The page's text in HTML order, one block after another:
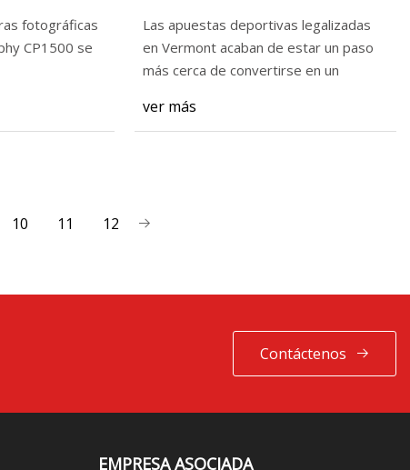
o
fotográficas
CP1500 se
Podría ocurrir
Las apuestas deportivas legalizadas
en Vermont acaban de estar un paso
más cerca de convertirse en un
ver más
10 11 12
Contáctenos
EMPRESA ASOCIADA